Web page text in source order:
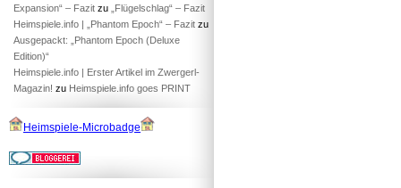
Expansion“ – Fazit zu
„Flügelschlag“ – Fazit
Heimspiele.info | „Phantom Epoch“ – Fazit zu
Ausgepackt: „Phantom Epoch (Deluxe
Edition)“
Heimspiele.info | Erster Artikel im Zwergerl-
Magazin! zu Heimspiele.info goes PRINT
Heimspiele-Microbadge